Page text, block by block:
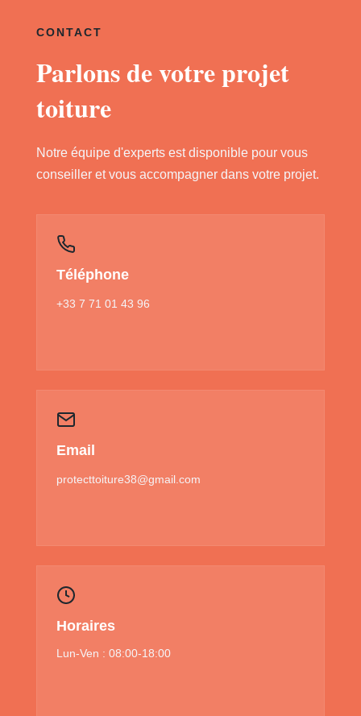
CONTACT
Parlons de votre projet
toiture
Notre équipe d'experts est disponible pour vous
conseiller et vous accompagner dans votre projet.
Téléphone
+33 7 71 01 43 96
Email
protecttoiture38@gmail.com
Horaires
Lun-Ven : 08:00-18:00